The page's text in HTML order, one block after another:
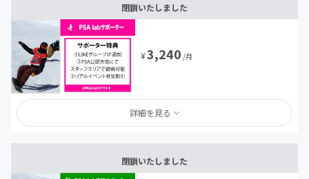
閉鎖いたしました
¥3,240 /月
詳細を見る
閉鎖いたしました